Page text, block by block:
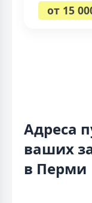
от 15
Адреса
ваших
в Перми